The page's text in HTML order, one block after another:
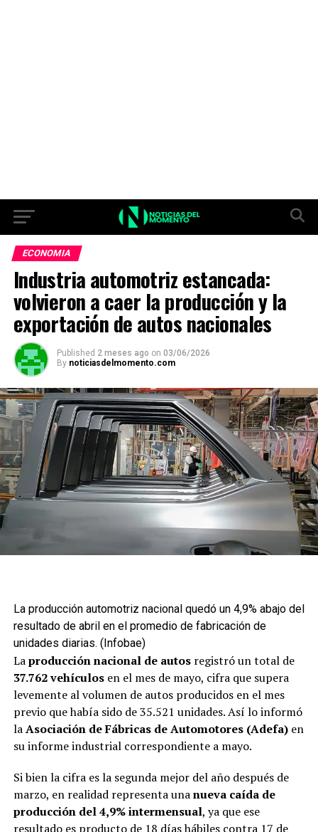
ECONOMIA
Industria automotriz estancada:
volvieron a caer la producción y la
exportación de autos nacionales
Published 2 meses ago on 03/06/2026
By noticiasdelmomento.com
La producción automotriz nacional quedó un 4,9% abajo del
resultado de abril en el promedio de fabricación de
unidades diarias. (Infobae)
Laproducción nacional de autosregistró un total de
37.762 vehículosen el mes de mayo, cifra que supera
levemente al volumen de autos producidos en el mes
previo que había sido de 35.521 unidades. Así lo informó
laAsociación de Fábricas de Automotores (Adefa)en
su informe industrial correspondiente a mayo.
Si bien la cifra es la segunda mejor del año después de
marzo, en realidad representa unanueva caída de
producción del 4,9% intermensual, ya que ese
resultado es producto de 18 días hábiles contra 17 de